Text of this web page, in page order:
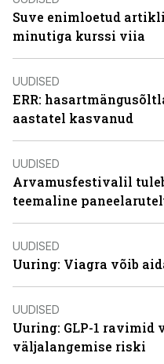
Suve enimloetud
minutiga kurssi viia
UUDISED
ERR:
aastatel kasvanud
UUDISED
Arvamusfestivalil
teemaline
UUDISED
Uuring: Viagra võib
UUDISED
Uuring: GLP-1 ravimid
väljalangemise riski